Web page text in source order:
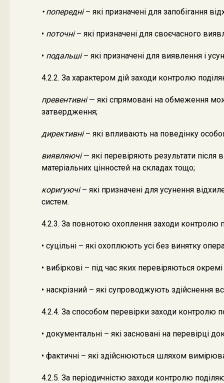
• попередні– які призначені для запобігання
• поточні– які призначені для своєчасного
• подальші– які призначені для виявлення і
4.2.2. За характером дій заходи контролю
превентивні— які спрямовані на обмеження
затвердження;
директивні– які впливають на поведінку
виявляючі— які перевіряють результати після
матеріальних цінностей на складах тощо;
коригуючі– які призначені для усунення
систем.
4.2.3. За повнотою охоплення заходи контролю
• суцільні – які охоплюють усі без винятку
• вибіркові – під час яких перевіряються окремі
• наскрізний – які супроводжують здійснення
4.2.4. За способом перевірки заходи контролю
• документальні – які засновані на перевірці
• фактичні – які здійснюються шляхом
4.2.5. За періодичністю заходи контролю